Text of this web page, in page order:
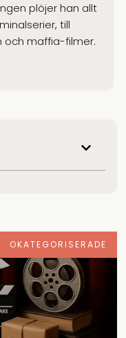
plöjer han allt
till
och maffia-filmer.
OKATEGORISERADE